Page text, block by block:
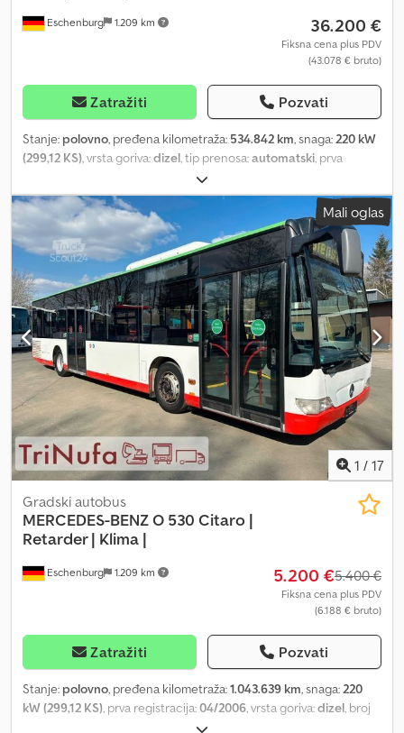
Eschenburg 1.209 km 36.200 €
Fiksna cena plus PDV
(43.078 € bruto)
Zatražiti Pozvati
Stanje: polovno, pređena kilometraža: 534.842 km, snaga: 220 kW
(299,12 KS) , vrsta goriva:dizel , tip prenosa:automatski , prva
, emisioni razred:
sedišta:38, Godina proizvodnje:2013, Oprema:ABS, grejač za
parkiranje, imao je nesreću, klima uređaj
, Mercedes-Benz O 530
Citaro | Klima uređaj | Euro 6 | Chodpfxoy Uu Rte Anqja ? Godina
proizvodnje 2013 ? MB motor 220 kW / 299 KS – 7698 cm³ – Euro 6
? 534.842 km, servisna knjižica dostupna ? Klima uređaj ? ASR-ABS
? Multifunkcionalni volan ? Automatski menjač ? Rampa za
invalidska kolica ? 2x otklopni prozori ? Webasto dodatno grejanje
? 37 + 1 sedišta ? 69 mesta za stajanje ? Pneumatici napred oko
60% ? Pneumatici pozadi oko 50% Motor radi samo sa startnim
sprejom. Pretpostavlja se problem sa ubrizgavanjem. Po nalogu
klijenta. Zadržavamo pravo na izmene i moguće greške.
Mali oglas
1 / 17
Eschenburg 1.209 km
Gradski autobus
MERCEDES-BENZO 530 Citaro |
Retarder | Klima |
5.200 €5.400 €
Fiksna cena plus PDV
(6.188 € bruto)
Zatražiti Pozvati
Stanje: polovno, pređena kilometraža:1.043.639 km, snaga:220
kW (299,12 KS), prva registracija:04/2006, vrsta goriva:dizel, broj
automatski